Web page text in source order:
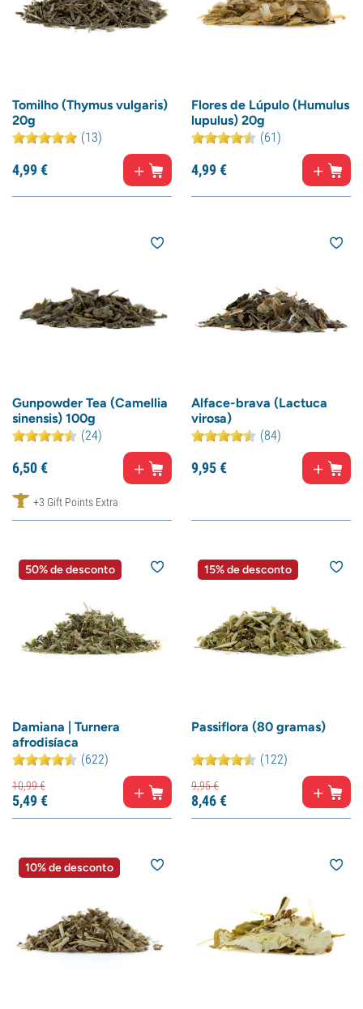
Tomilho (Thymus vulgaris)
20g
(13)
4,99€
Flores de Lúpulo (Humulus
lupulus) 20g
(61)
4,99€
Gunpowder Tea (Camellia
sinensis) 100g
(24)
6,50€
+3 Gift Points Extra
Alface-brava (Lactuca
virosa)
(84)
9,95€
50% de desconto
Damiana | Turnera
afrodisíaca
(622)
10,99€
5,49€
15% de desconto
Passiflora (80 gramas)
(122)
9,95€
8,46€
10% de desconto